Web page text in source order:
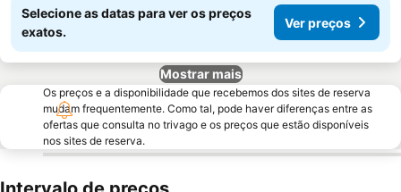
Selecione as datas para ver os preços
exatos.
Ver preços
Mostrar mais
Os preços e a disponibilidade que recebemos dos sites de reserva
mudam frequentemente. Como tal, pode haver diferenças entre as
ofertas que consulta no trivago e os preços que estão disponíveis
nos sites de reserva.